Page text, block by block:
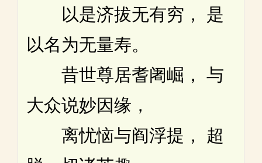
以是济拔无有穷， 是
以名为无量寿。
昔世尊居耆阇崛， 与
大众说妙因缘，
离忧恼与阎浮提， 超